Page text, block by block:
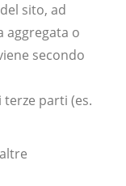
sito, ad
aggregata o
secondo
parti (es.